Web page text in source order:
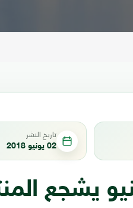
تاريخ النشر
02 يونيو 2018
يشجع